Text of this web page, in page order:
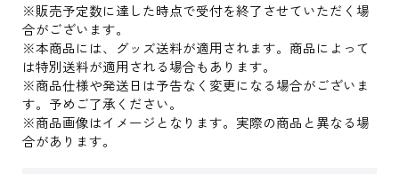
※販売予定数に達した時点で受付を終了させていただく場
合がございます。
※本商品には、グッズ送料が適用されます。商品によって
は特別送料が適用される場合もあります。
※商品仕様や発送日は予告なく変更になる場合がございま
す。予めご了承ください。
※商品画像はイメージとなります。実際の商品と異なる場
合があります。